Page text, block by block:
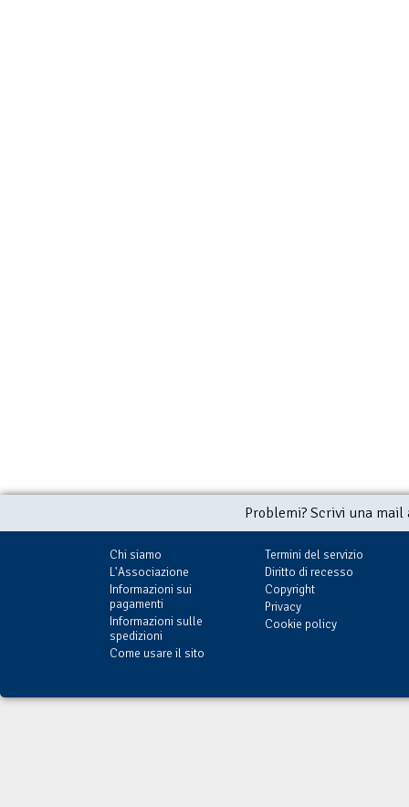
Problemi? Scrivi una
Chi siamo
L'Associazione
Informazioni sui
pagamenti
Informazioni sulle
spedizioni
Come usare il sito
Termini del servizio
Diritto di recesso
Copyright
Privacy
Cookie policy